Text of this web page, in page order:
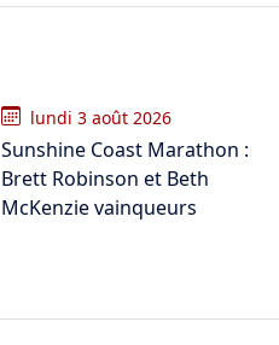
lundi 3 août 2026
Sunshine Coast Marathon :
Brett Robinson et Beth
McKenzie vainqueurs